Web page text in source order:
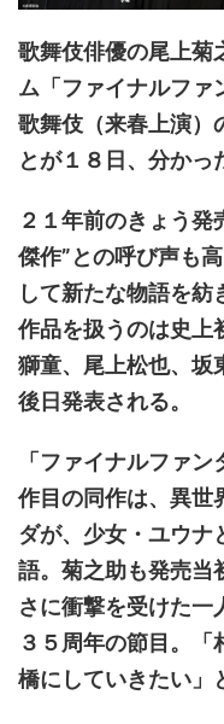
歌舞伎俳優の尾上菊
ム「ファイナルファ
歌舞伎（来春上演）
とが１８日、分かっ
２１年前のきょう発
傑作”との呼び声も
して新たな物語を
作品を扱うのは史上
獅童、尾上松也、坂
後日発表される。
「ファイナルファ
作目の同作は、異世
ダが、少女・ユウナ
語。菊之助も発売当
さに衝撃を受けた一
３５周年の節目。
橋にしていきたい」